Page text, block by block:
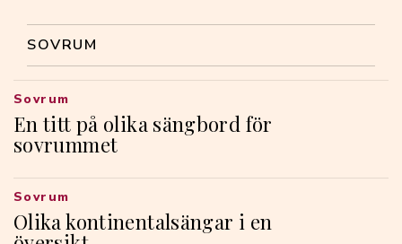
SOVRUM
En titt på olika sängbord för
sovrummet
Sovrum
Olika kontinentalsängar i en
Sovrum